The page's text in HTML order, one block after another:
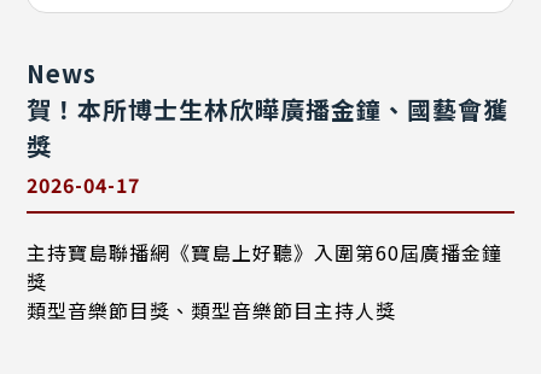
News
賀！本所博士生林欣曄廣播金鐘、國藝會獲
獎
2026-04-17
主持寶島聯播網《寶島上好聽》入圍第60屆廣播金鐘
獎
類型音樂節目獎、類型音樂節目主持人獎